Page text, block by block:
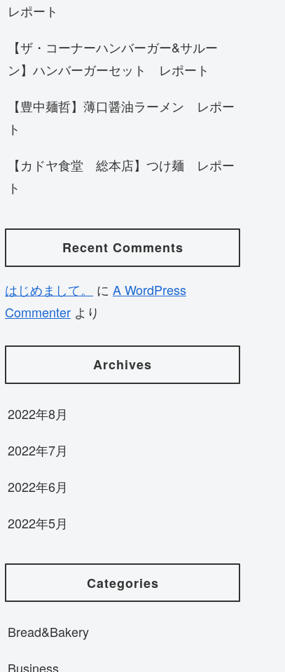
レポート
【ザ・コーナーハンバーガー&サルー
ン】ハンバーガーセット レポート
【豊中麺哲】薄口醤油ラーメン レポー
ト
【カドヤ食堂 総本店】つけ麺 レポー
ト
Recent Comments
はじめまして。 に A WordPress
Commenter より
Archives
2022年8月
2022年7月
2022年6月
2022年5月
Categories
Bread&Bakery
Business